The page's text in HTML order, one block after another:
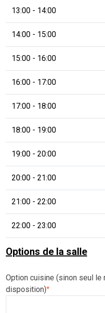
13:00 - 14:00
14:00 - 15:00
15:00 - 16:00
16:00 - 17:00
17:00 - 18:00
18:00 - 19:00
19:00 - 20:00
20:00 - 21:00
21:00 - 22:00
22:00 - 23:00
Options de la salle
Option cuisine (sinon seul
disposition)*